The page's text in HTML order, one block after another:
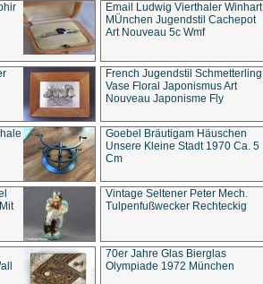
Email Ludwig Vierthaler Winhart
MÜnchen Jugendstil Cachepot
Art Nouveau 5c Wmf
French Jugendstil Schmetterling
Vase Floral Japonismus Art
Nouveau Japonisme Fly
Goebel Bräutigam Häuschen
Unsere Kleine Stadt 1970 Ca. 5
Cm
Vintage Seltener Peter Mech.
Tulpenfußwecker Rechteckig
70er Jahre Glas Bierglas
Olympiade 1972 München